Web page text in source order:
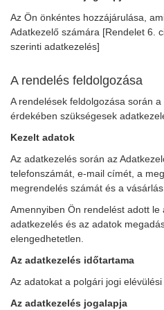
Az Ön önkéntes hozzájárulása,
Adatkezelő számára [Rendelet 6.
szerinti adatkezelés]
A rendelés feldolgozása
A rendelések feldolgozása során
érdekében szükségesek
Kezelt adatok
Az adatkezelés során az
telefonszámát, e-mail címét, a
megrendelés számát és a
Amennyiben Ön rendelést adott
adatkezelés és az adatok
elengedhetetlen.
Az adatkezelés időtartama
Az adatokat a polgári jogi
Az adatkezelés jogalapja